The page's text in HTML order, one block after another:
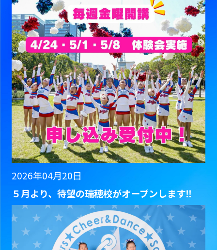
2026年04月20日
５月より、待望の瑞穂校がオープンします‼️